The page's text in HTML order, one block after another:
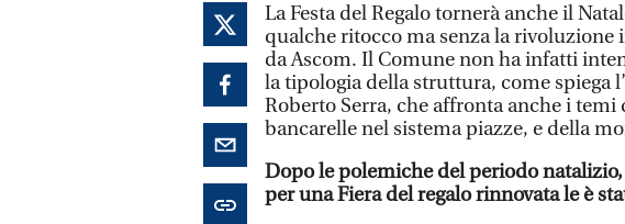
La Festa del Regalo tornerà anche il
qualche ritocco ma senza la
da Ascom. Il Comune non ha infatti
la tipologia della struttura, come spiega
Roberto Serra, che affronta anche i
bancarelle nel sistema piazze, e della
Dopo le polemiche del periodo
per una Fiera del regalo rinnovata le è